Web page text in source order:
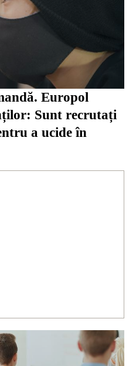
Europol
Sunt recrutați
a ucide în